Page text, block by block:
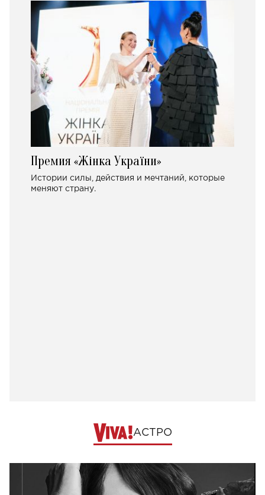
Премия «Жінка України»
Истории силы, действия и мечтаний, которые
меняют страну.
АСТРО